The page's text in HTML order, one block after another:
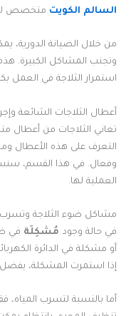
السالم الكويت متخصص
من خلال الصيانة الدورية،
وتجنب المشاكل الكبيرة.
استمرار الثلاجة في العمل
أعطال الثلاجات الشائعة
تعاني الثلاجات من أعطال
التعرف على هذه الأعطال
وفعال. في هذا القسم،
العملية لها.
مشاكل ضوء الثلاجة وتسرب
في حالة وجود مُشكِلَة في
أو مشكلة في الدائرة
إذا استمرت المشكلة،
أما بالنسبة لتسرب